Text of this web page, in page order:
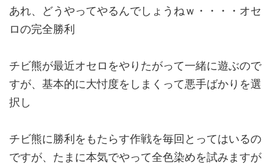
あれ、どうやってやるんでしょうねｗ・・・・オセ
ロの完全勝利
チビ熊が最近オセロをやりたがって一緒に遊ぶので
すが、基本的に大忖度をしまくって悪手ばかりを選
択し
チビ熊に勝利をもたらす作戦を毎回とってはいるの
ですが、たまに本気でやって全色染めを試みますが